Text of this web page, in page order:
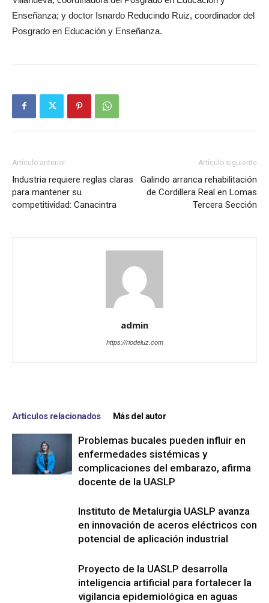
Enseñanza; y doctor Isnardo Reducindo Ruiz, coordinador del
Posgrado en Educación y Enseñanza.
Artículo anterior
Industria requiere reglas claras
para mantener su
competitividad: Canacintra
Artículo siguiente
Galindo arranca rehabilitación
de Cordillera Real en Lomas
Tercera Sección
admin
https://riodeluz.com
Artículos relacionados Más del autor
Problemas bucales pueden influir en
enfermedades sistémicas y
complicaciones del embarazo, afirma
docente de la UASLP
Instituto de Metalurgia UASLP avanza
en innovación de aceros eléctricos con
potencial de aplicación industrial
Proyecto de la UASLP desarrolla
inteligencia artificial para fortalecer la
vigilancia epidemiológica en aguas